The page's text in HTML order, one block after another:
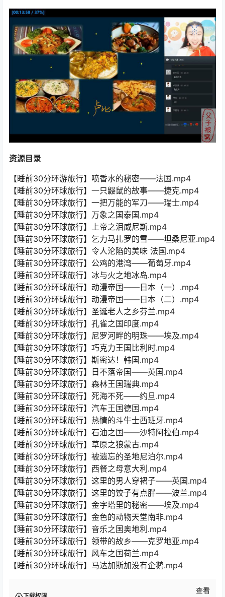
资源目录
【睡前30分环游旅行】喷香水的秘密——法国.mp4
【睡前30分环球旅行】一只鼹鼠的故事——捷克.mp4
【睡前30分环球旅行】一把万能的军刀——瑞士.mp4
【睡前30分环球旅行】万象之国泰国.mp4
【睡前30分环球旅行】上帝之泪威尼斯.mp4
【睡前30分环球旅行】乞力马扎罗的雪——坦桑尼亚.mp4
【睡前30分环球旅行】令人沦陷的美味 法国.mp4
【睡前30分环球旅行】公鸡的港湾——葡萄牙.mp4
【睡前30分环球旅行】冰与火之地冰岛.mp4
【睡前30分环球旅行】动漫帝国——日本（一）.mp4
【睡前30分环球旅行】动漫帝国——日本（二）.mp4
【睡前30分环球旅行】圣诞老人之乡芬兰.mp4
【睡前30分环球旅行】孔雀之国印度.mp4
【睡前30分环球旅行】尼罗河畔的明珠——埃及.mp4
【睡前30分环球旅行】巧克力王国比利时.mp4
【睡前30分环球旅行】斯密达！韩国.mp4
【睡前30分环球旅行】日不落帝国——英国.mp4
【睡前30分环球旅行】森林王国瑞典.mp4
【睡前30分环球旅行】死海不死——约旦.mp4
【睡前30分环球旅行】汽车王国德国.mp4
【睡前30分环球旅行】热情的斗牛士西班牙.mp4
【睡前30分环球旅行】石油之国——沙特阿拉伯.mp4
【睡前30分环球旅行】草原之狼蒙古.mp4
【睡前30分环球旅行】被遗忘的圣地尼泊尔.mp4
【睡前30分环球旅行】西餐之母意大利.mp4
【睡前30分环球旅行】这里的男人穿裙子——英国.mp4
【睡前30分环球旅行】这里的饺子有点胖——波兰.mp4
【睡前30分环球旅行】金字塔里的秘密——埃及.mp4
【睡前30分环球旅行】金色的动物天堂南非.mp4
【睡前30分环球旅行】音乐之国奥地利.mp4
【睡前30分环球旅行】领带的故乡——克罗地亚.mp4
【睡前30分环球旅行】风车之国荷兰.mp4
【睡前30分环球旅行】马达加斯加没有企鹅.mp4
查看